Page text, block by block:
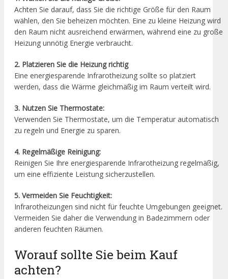
Achten Sie darauf, dass Sie die richtige Größe für den Raum
wählen, den Sie beheizen möchten. Eine zu kleine Heizung wird
den Raum nicht ausreichend erwärmen, während eine zu große
Heizung unnötig Energie verbraucht.
2. Platzieren Sie die Heizung richtig
Eine energiesparende Infrarotheizung sollte so platziert
werden, dass die Wärme gleichmäßig im Raum verteilt wird.
3. Nutzen Sie Thermostate:
Verwenden Sie Thermostate, um die Temperatur automatisch
zu regeln und Energie zu sparen.
4. Regelmäßige Reinigung:
Reinigen Sie Ihre energiesparende Infrarotheizung regelmäßig,
um eine effiziente Leistung sicherzustellen.
5. Vermeiden Sie Feuchtigkeit:
Infrarotheizungen sind nicht für feuchte Umgebungen geeignet.
Vermeiden Sie daher die Verwendung in Badezimmern oder
anderen feuchten Räumen.
Worauf sollte Sie beim Kauf
achten?